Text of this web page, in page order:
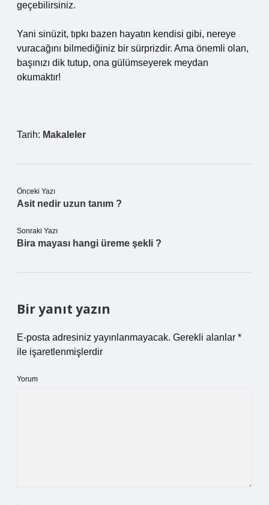
geçebilirsiniz.
Yani sinüzit, tıpkı bazen hayatın kendisi gibi, nereye
vuracağını bilmediğiniz bir sürprizdir. Ama önemli olan,
başınızı dik tutup, ona gülümseyerek meydan
okumaktır!
Tarih: Makaleler
Önceki Yazı
Asit nedir uzun tanım ?
Sonraki Yazı
Bira mayası hangi üreme şekli ?
Bir yanıt yazın
E-posta adresiniz yayınlanmayacak. Gerekli alanlar *
ile işaretlenmişlerdir
Yorum